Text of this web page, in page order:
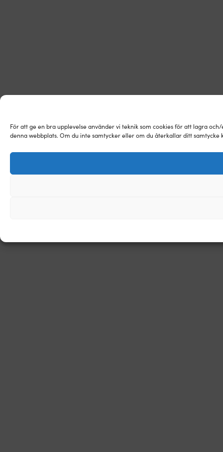
För att ge en bra upplevelse använder vi teknik som cookies för att lagra
denna webbplats. Om du inte samtycker eller om du återkallar ditt